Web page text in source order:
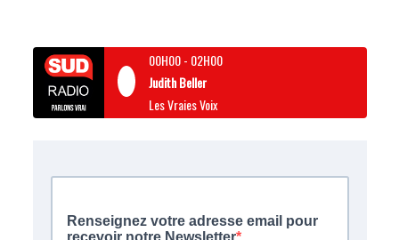
00H00- 02H00
Judith Beller
Les Vraies Voix